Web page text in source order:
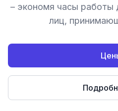
– экономя часы работы
лиц,